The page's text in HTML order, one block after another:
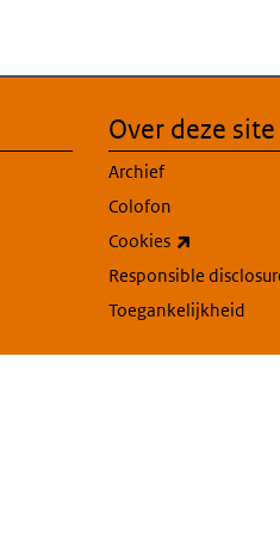
Over deze site
Archief
Colofon
Cookies
Responsible
Toegankelijkheid